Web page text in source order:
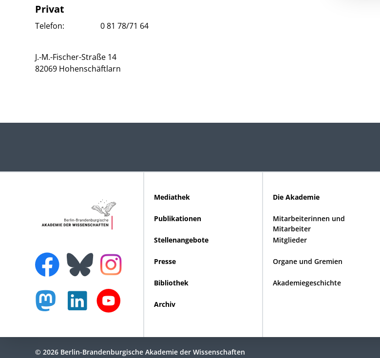
Privat
Telefon: 0 81 78/71 64
J.-M.-Fischer-Straße 14
82069 Hohenschäftlarn
Mediathek
Publikationen
Stellenangebote
Presse
Bibliothek
Archiv
Die Akademie
Mitarbeiterinnen und
Mitarbeiter
Mitglieder
Organe und Gremien
Akademiegeschichte
© 2026 Berlin-Brandenburgische Akademie der Wissenschaften